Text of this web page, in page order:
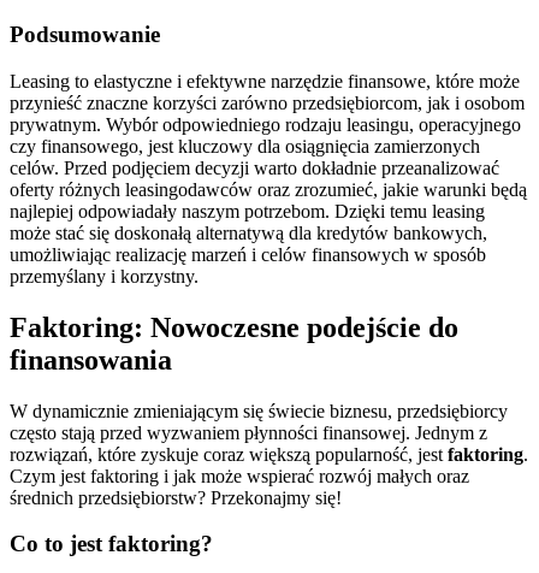
Podsumowanie
Leasing to elastyczne i efektywne narzędzie finansowe, które może
przynieść znaczne korzyści zarówno przedsiębiorcom, jak i osobom
prywatnym. Wybór odpowiedniego rodzaju leasingu, operacyjnego
czy finansowego, jest kluczowy dla osiągnięcia zamierzonych
celów. Przed podjęciem decyzji warto dokładnie przeanalizować
oferty różnych leasingodawców oraz zrozumieć, jakie warunki będą
najlepiej odpowiadały naszym potrzebom. Dzięki temu leasing
może stać się doskonałą alternatywą dla kredytów bankowych,
umożliwiając realizację marzeń i celów finansowych w sposób
przemyślany i korzystny.
Faktoring: Nowoczesne podejście do
finansowania
W dynamicznie zmieniającym się świecie biznesu, przedsiębiorcy
często stają przed wyzwaniem płynności finansowej. Jednym z
rozwiązań, które zyskuje coraz większą popularność, jest faktoring.
Czym jest faktoring i jak może wspierać rozwój małych oraz
średnich przedsiębiorstw? Przekonajmy się!
Co to jest faktoring?